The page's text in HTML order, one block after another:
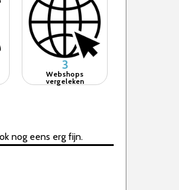
3
Webshops
vergeleken
nog eens erg fijn.